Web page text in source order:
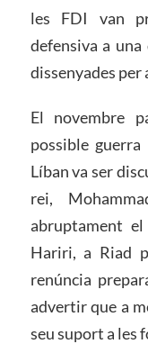
les FDI van
defensiva a una
dissenyades per
El novembre
possible
Líban va ser
rei,
abruptament
Hariri, a Riad
renúncia
advertir que a
seu suport a les